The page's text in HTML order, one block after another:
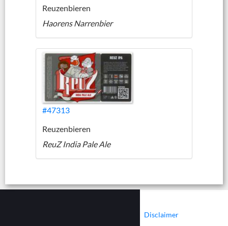
Reuzenbieren
Haorens Narrenbier
#47313
Reuzenbieren
ReuZ India Pale Ale
Disclaimer